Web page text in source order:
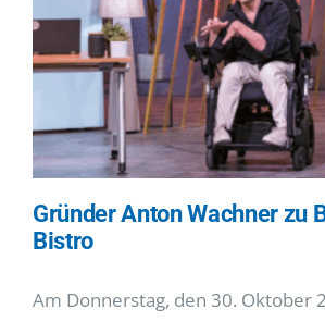
tageschau
Gründer Anton Wachner zu
Bistro
Am Donnerstag, den 30. Oktober